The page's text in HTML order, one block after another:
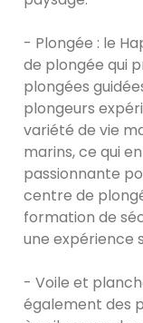
- Plongée : le
de plongée qui
plongées
plongeurs
variété de vie
marins, ce qui
passionnante
centre de
formation de
une expérience
- Voile et
également des